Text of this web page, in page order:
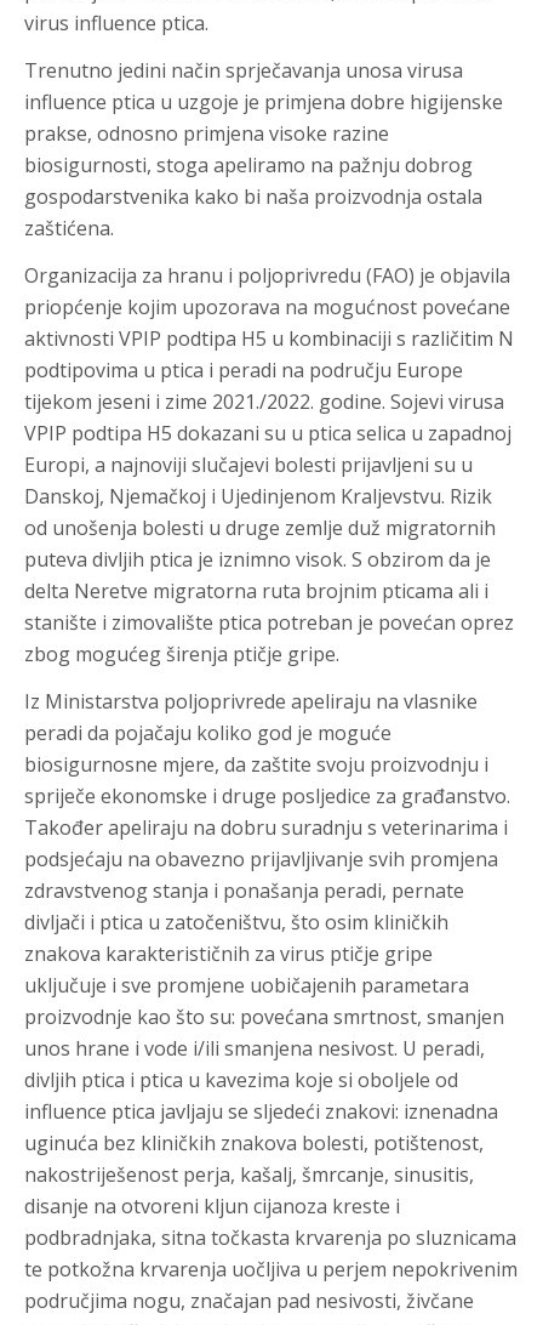
virus influence ptica.
Trenutno jedini način sprječavanja unosa virusa
influence ptica u uzgoje je primjena dobre higijenske
prakse, odnosno primjena visoke razine
biosigurnosti, stoga apeliramo na pažnju dobrog
gospodarstvenika kako bi naša proizvodnja ostala
zaštićena.
Organizacija za hranu i poljoprivredu (FAO) je objavila
priopćenje kojim upozorava na mogućnost povećane
aktivnosti VPIP podtipa H5 u kombinaciji s različitim N
podtipovima u ptica i peradi na području Europe
tijekom jeseni i zime 2021./2022. godine. Sojevi virusa
VPIP podtipa H5 dokazani su u ptica selica u zapadnoj
Europi, a najnoviji slučajevi bolesti prijavljeni su u
Danskoj, Njemačkoj i Ujedinjenom Kraljevstvu. Rizik
od unošenja bolesti u druge zemlje duž migratornih
puteva divljih ptica je iznimno visok. S obzirom da je
delta Neretve migratorna ruta brojnim pticama ali i
stanište i zimovalište ptica potreban je povećan oprez
zbog mogućeg širenja ptičje gripe.
Iz Ministarstva poljoprivrede apeliraju na vlasnike
peradi da pojačaju koliko god je moguće
biosigurnosne mjere, da zaštite svoju proizvodnju i
spriječe ekonomske i druge posljedice za građanstvo.
Također apeliraju na dobru suradnju s veterinarima i
podsjećaju na obavezno prijavljivanje svih promjena
zdravstvenog stanja i ponašanja peradi, pernate
divljači i ptica u zatočeništvu, što osim kliničkih
znakova karakterističnih za virus ptičje gripe
uključuje i sve promjene uobičajenih parametara
proizvodnje kao što su: povećana smrtnost, smanjen
unos hrane i vode i/ili smanjena nesivost. U peradi,
divljih ptica i ptica u kavezima koje si oboljele od
influence ptica javljaju se sljedeći znakovi: iznenadna
uginuća bez kliničkih znakova bolesti, potištenost,
nakostriješenost perja, kašalj, šmrcanje, sinusitis,
disanje na otvoreni kljun cijanoza kreste i
podbradnjaka, sitna točkasta krvarenja po sluznicama
te potkožna krvarenja uočljiva u perjem nepokrivenim
područjima nogu, značajan pad nesivosti, živčane